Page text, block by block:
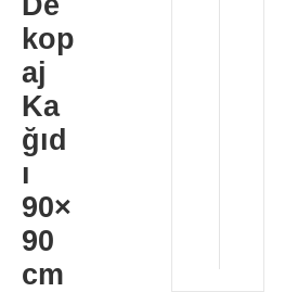
kop
aj
Ka
ğıd
ı
90×
90
cm